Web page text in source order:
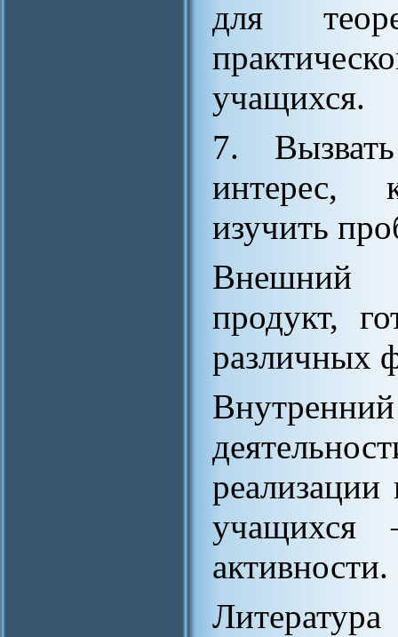
для
учащихся.
7.
интерес,
изучить
Внешний
продукт,
различных
учащихся
активности.
Литература